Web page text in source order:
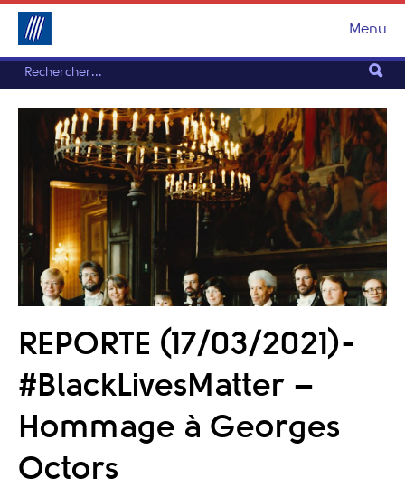
Menu
REPORTE (17/03/2021)-
#BlackLivesMatter –
Hommage à Georges
Octors